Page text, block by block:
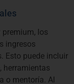
los
ingresos
Esto puede incluir
herramientas
o mentoría. Al